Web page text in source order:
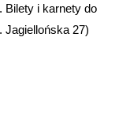
Bilety i karnety do
Jagiellońska 27)